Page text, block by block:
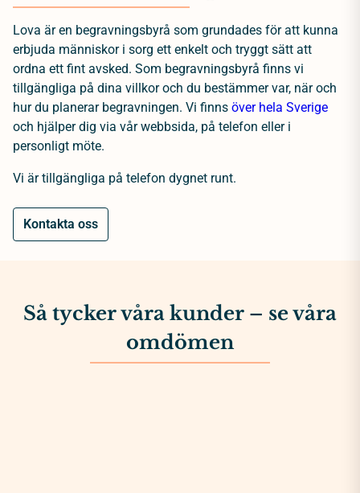
Lova är en begravningsbyrå som grundades för att kunna
erbjuda människor i sorg ett enkelt och tryggt sätt att
ordna ett fint avsked. Som begravningsbyrå finns vi
tillgängliga på dina villkor och du bestämmer var, när och
hur du planerar begravningen. Vi finns över hela Sverige
och hjälper dig via vår webbsida, på telefon eller i
personligt möte.
Vi är tillgängliga på telefon dygnet runt.
Kontakta oss
Så tycker våra kunder – se våra
omdömen